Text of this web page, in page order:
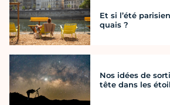
Et si l’été
quais ?
Nos idées de
tête dans les